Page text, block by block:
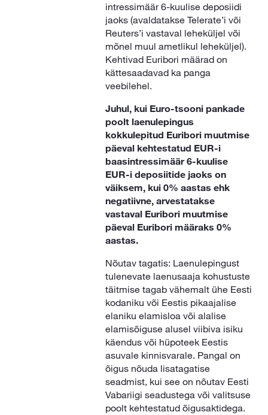
intressimäär 6-kuulise deposiidi
jaoks (avaldatakse Telerate’i või
Reuters’i vastaval leheküljel või
mõnel muul ametlikul leheküljel).
Kehtivad Euribori määrad on
kättesaadavad ka panga
veebilehel.
Juhul, kui Euro-tsooni pankade
poolt laenulepingus
kokkulepitud Euribori muutmise
päeval kehtestatud EUR-i
baasintressimäär 6-kuulise
EUR-i deposiitide jaoks on
väiksem, kui 0% aastas ehk
negatiivne, arvestatakse
vastaval Euribori muutmise
päeval Euribori määraks 0%
aastas.
Nõutav tagatis: Laenulepingust
tulenevate laenusaaja kohustuste
täitmise tagab vähemalt ühe Eesti
kodaniku või Eestis pikaajalise
elaniku elamisloa või alalise
elamisõiguse alusel viibiva isiku
käendus või hüpoteek Eestis
asuvale kinnisvarale. Pangal on
õigus nõuda lisatagatise
seadmist, kui see on nõutav Eesti
Vabariigi seadustega või valitsuse
poolt kehtestatud õigusaktidega.